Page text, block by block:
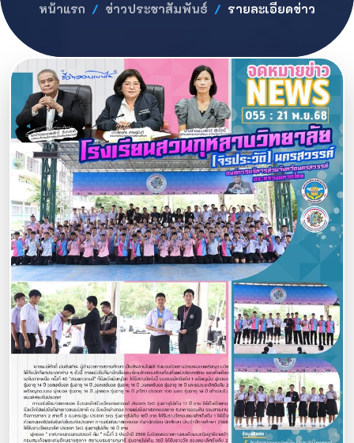
หน้าแรก ข่าวประชาสัมพันธ์ รายละเอียดข่าว